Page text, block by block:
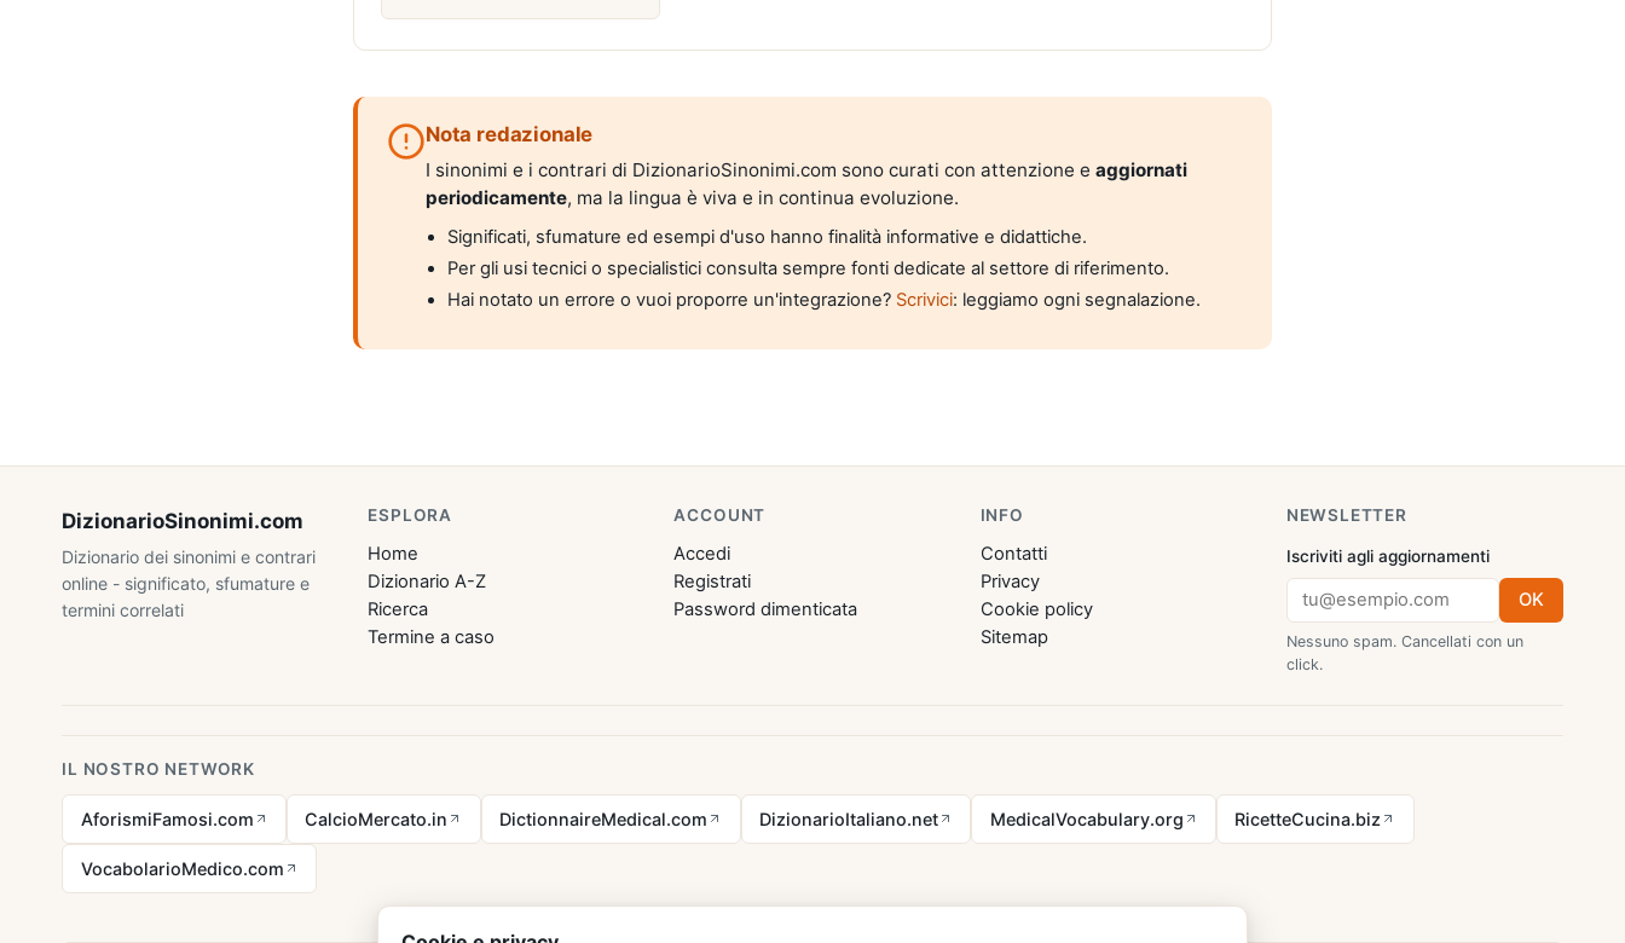
Nota redazionale
I sinonimi e i contrari di DizionarioSinonimi.com sono curati con attenzione e aggiornati
periodicamente, ma la lingua è viva e in continua evoluzione.
Significati, sfumature ed esempi d'uso hanno finalità informative e didattiche.
Per gli usi tecnici o specialistici consulta sempre fonti dedicate al settore di riferimento.
Hai notato un errore o vuoi proporre un'integrazione? Scrivici: leggiamo ogni segnalazione.
DizionarioSinonimi.com
Dizionario dei sinonimi e contrari
online - significato, sfumature e
termini correlati
ESPLORA
Home
Dizionario A-Z
Ricerca
Termine a caso
ACCOUNT
Accedi
Registrati
Password dimenticata
INFO
Contatti
Privacy
Cookie policy
Sitemap
NEWSLETTER
Iscriviti agli aggiornamenti
OK
Nessuno spam. Cancellati con un
click.
IL NOSTRO NETWORK
AforismiFamosi.com CalcioMercato.in DictionnaireMedical.com DizionarioItaliano.net MedicalVocabulary.org RicetteCucina.biz
VocabolarioMedico.com